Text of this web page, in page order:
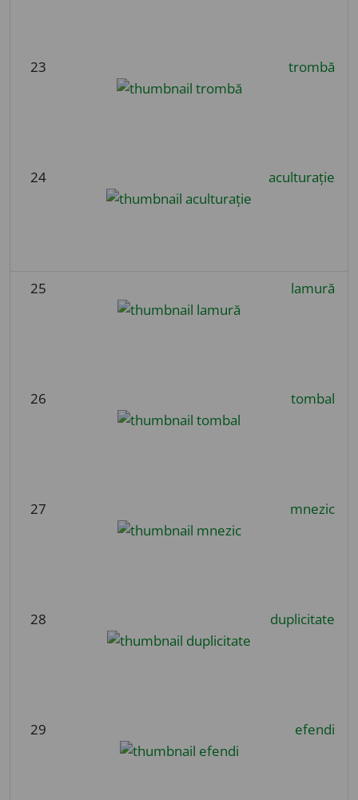
23 trombă
24 aculturație
25 lamură
26 tombal
27 mnezic
28 duplicitate
29 efendi